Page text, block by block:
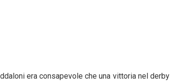
era consapevole che una vittoria nel derby